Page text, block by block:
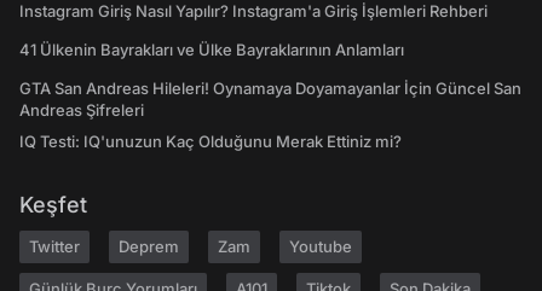
Instagram Giriş Nasıl Yapılır? Instagram'a Giriş İşlemleri Rehberi
41 Ülkenin Bayrakları ve Ülke Bayraklarının Anlamları
GTA San Andreas Hileleri! Oynamaya Doyamayanlar İçin Güncel San
Andreas Şifreleri
IQ Testi: IQ'unuzun Kaç Olduğunu Merak Ettiniz mi?
Keşfet
Twitter Deprem Zam Youtube